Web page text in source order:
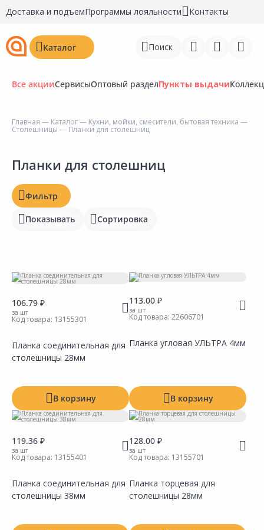
Доставка и подъемПрограммы лояльности Контакты
Каталог Поиск
Войти
Регистрация
Все акцииСервисыОптовый разделПункты выдачи
Главная — Каталог— Кухни, мойки, смесители, бытовая техника —
Столешницы — Планки для столешниц
Планки для столешниц
Цена, ₽
Наличие на складах
Статус
Отзывы
Вид
Материал
Цвет
Производитель
Фильтр
Показывать Сортировка
106.79 ₽
за шт
Код товара: 13155301
Планка соединительная для
столешницы 28мм
В корзину
113.00 ₽
за шт
Код товара: 22606701
Планка угловая УЛЬТРА 4мм
В корзину
119.36 ₽
за шт
Код товара: 13155401
Планка соединительная для
столешницы 38мм
128.00 ₽
за шт
Код товара: 13155701
Планка торцевая для
столешницы 28мм